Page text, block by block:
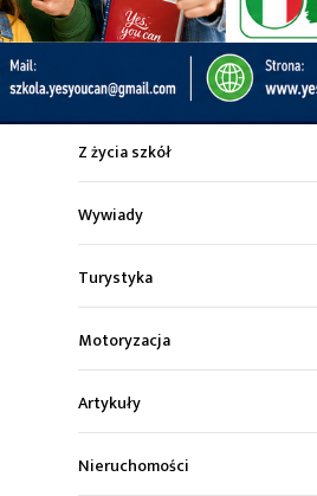
Kultura
Wiadomości z regionu
Z życia szkół
Wywiady
Turystyka
Motoryzacja
Artykuły
Nieruchomości